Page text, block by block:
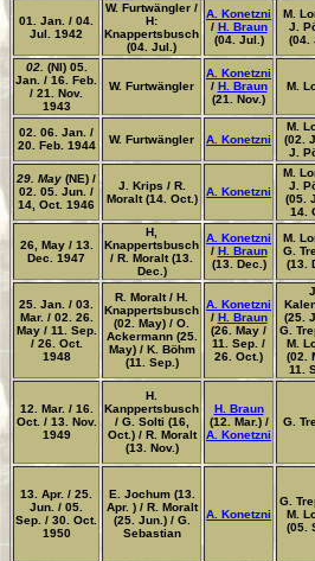
01. Jan. / 04.
Jul. 1942
W. Furtwängler /
H:
Knappertsbusch
(04. Jul.)
A. Konetzni
/ H. Braun
(04. Jul.)
M.
J.
(04.
02. (NI) 05.
Jan. / 16. Feb.
/ 21. Nov.
1943
W. Furtwängler
A. Konetzni
/ H. Braun
(21. Nov.)
M.
02. 06. Jan. /
20. Feb. 1944
W. Furtwängler A. Konetzni
M.
(02.
J.
29. May (NE) /
02. 05. Jun. /
14, Oct. 1946
J. Krips / R.
Moralt (14. Oct.)
A. Konetzni
M.
J.
(05.
14.
26, May / 13.
Dec. 1947
H,
Knappertsbusch
/ R. Moralt (13.
Dec.)
A. Konetzni
/ H. Braun
(13. Dec.)
M.
G.
(13.
25. Jan. / 03.
Mar. / 02. 26.
May / 11. Sep.
/ 26. Oct.
1948
R. Moralt / H.
Knappertsbusch
(02. May) / O.
Ackermann (25.
May) / K. Böhm
(11. Sep.)
A. Konetzni
/ H. Braun
(26. May /
11. Sep. /
26. Oct.)
J.
(25.
G.
M.
(02.
11.
12. Mar. / 16.
Oct. / 13. Nov.
1949
H.
Kanppertsbusch
/ G. Solti (16,
Oct.) / R. Moralt
(13. Nov.)
H. Braun
(12. Mar.) /
A. Konetzni
G.
13. Apr. / 25.
Jun. / 05.
Sep. / 30. Oct.
1950
E. Jochum (13.
Apr. ) / R. Moralt
(25. Jun.) / G.
Sebastian
A. Konetzni
G.
M.
(05.